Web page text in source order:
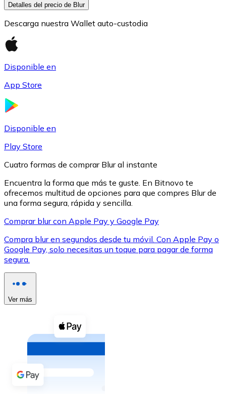
XRP
XRP
Ver todo
Compra criptomonedas con efectivo en tu tienda más
Comprar con efectivo
Transferencia SEPA
Detalles del precio de Blur
Descarga nuestra Wallet auto-custodia
Disponible en
App Store
Disponible en
Play Store
Cuatro formas de comprar Blur al instante
Encuentra la forma que más te guste. En Bitnovo te
ofrecemos multitud de opciones para que compres Blur de
una forma segura, rápida y sencilla.
Comprar blur con Apple Pay y Google Pay
Compra blur en segundos desde tu móvil. Con Apple Pay o
Google Pay, solo necesitas un toque para pagar de forma
segura.
Ver más